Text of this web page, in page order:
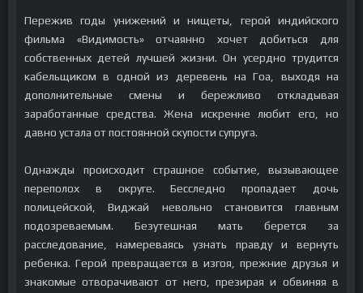
Пережив годы унижений и нищеты, герой индийского
фильма «Видимость» отчаянно хочет добиться для
собственных детей лучшей жизни. Он усердно трудится
кабельщиком в одной из деревень на Гоа, выходя на
дополнительные смены и бережливо откладывая
заработанные средства. Жена искренне любит его, но
давно устала от постоянной скупости супруга.
Однажды происходит страшное событие, вызывающее
переполох в округе. Бесследно пропадает дочь
полицейской, Виджай невольно становится главным
подозреваемым. Безутешная мать берется за
расследование, намереваясь узнать правду и вернуть
ребенка. Герой превращается в изгоя, прежние друзья и
знакомые отворачивают от него, презирая и обвиняя в